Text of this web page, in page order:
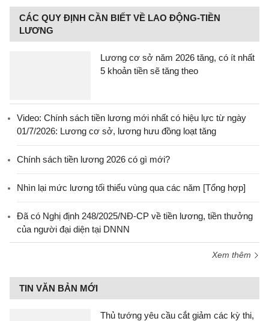
CÁC QUY ĐỊNH CẦN BIẾT VỀ LAO ĐỘNG-TIỀN
LƯƠNG
Lương cơ sở năm 2026 tăng, có ít nhất
5 khoản tiền sẽ tăng theo
Video: Chính sách tiền lương mới nhất có hiệu lực từ ngày
01/7/2026: Lương cơ sở, lương hưu đồng loạt tăng
Chính sách tiền lương 2026 có gì mới?
Nhìn lại mức lương tối thiểu vùng qua các năm [Tổng hợp]
Đã có Nghị định 248/2025/NĐ-CP về tiền lương, tiền thưởng
của người đại diện tại DNNN
Xem thêm
TIN VĂN BẢN MỚI
Thủ tướng yêu cầu cắt giảm các kỳ thi,